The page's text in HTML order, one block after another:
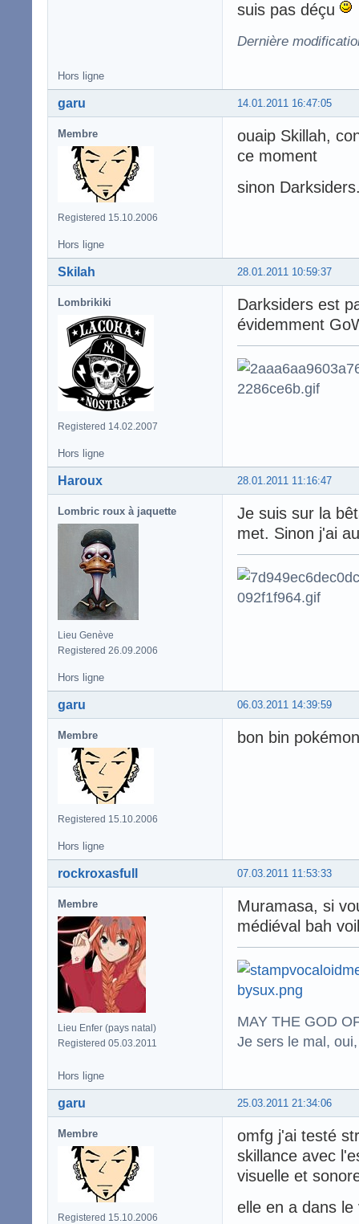
suis pas déçu
Dernière
Hors ligne
14.01.2011 16:47:05
garu
Membre
Registered 15.10.2006
ouaip Skillah,
ce moment
sinon
Hors ligne
28.01.2011 10:59:37
Skilah
Lombrikiki
Registered 14.02.2007
Darksiders est
évidemment
Hors ligne
28.01.2011 11:16:47
Haroux
Lombric roux à jaquette
Lieu Genève
Registered 26.09.2006
Je suis sur la
met. Sinon j'ai
Hors ligne
06.03.2011 14:39:59
garu
Membre
Registered 15.10.2006
bon bin
Hors ligne
07.03.2011 11:53:33
rockroxasfull
Membre
Lieu Enfer (pays natal)
Registered 05.03.2011
Muramasa, si
médiéval bah
MAY THE GOD
Je sers le mal,
Hors ligne
25.03.2011 21:34:06
garu
Membre
Registered 15.10.2006
omfg j'ai testé
skillance avec
visuelle et
elle en a dans